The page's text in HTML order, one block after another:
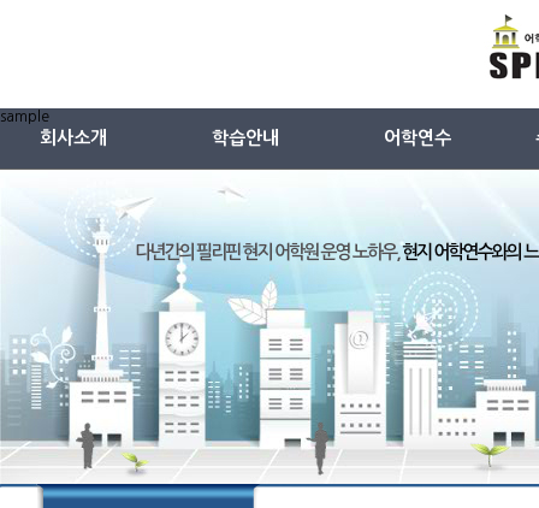
회사소개
특징(왜 스피킹온인가)
강사소개
강사선별과정
샘플수업듣기
학습안내
영어교재
중국어교재
일본어교재
어학연수
TESOL
주니어캠프
어학원시설안내
sample